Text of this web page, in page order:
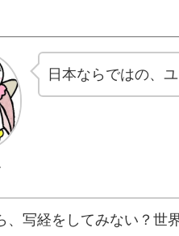
日本ならではの、
、写経をしてみない？世